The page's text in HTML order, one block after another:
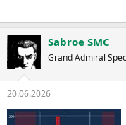
Sabroe SMC
Grand Admiral
20.06.2026